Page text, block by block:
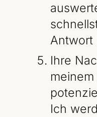
Antwort
Ihre
Ich